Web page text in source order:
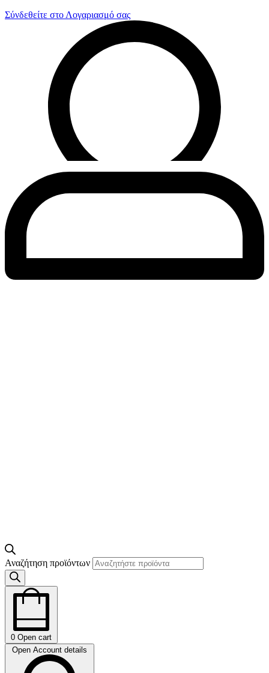
Σύνδεθείτε στο Λογαριασμό σας
Αναζήτηση προϊόντων
0 Open cart
Open Account details